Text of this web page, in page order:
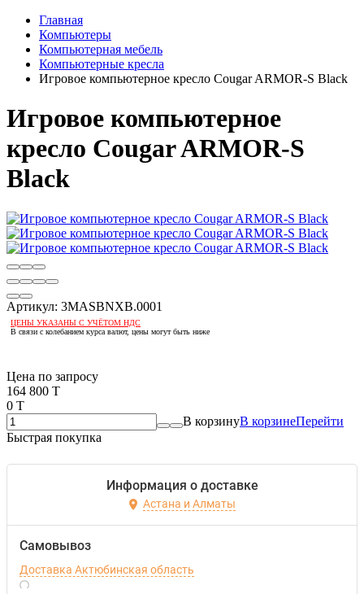
Главная
Компьютеры
Компьютерная мебель
Компьютерные кресла
Игровое компьютерное кресло Cougar ARMOR-S Black
Игровое компьютерное
кресло Cougar ARMOR-S
Black
Артикул: 3MASBNXB.0001
ЦЕНЫ УКАЗАНЫ С УЧЁТОМ НДС
В связи с колебанием курса валют, цены могут быть ниже
Цена по запросу
164 800 T
0 T
В корзинуВ корзинеПерейти
Быстрая покупка
Информация о доставке
Астана и Алматы
Самовывоз
Доставка Актюбинская область